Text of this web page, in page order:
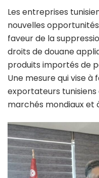
Les entreprises
nouvelles
faveur de la
droits de douane
produits importés de
Une mesure qui vise à
exportateurs tunisiens
marchés mondiaux